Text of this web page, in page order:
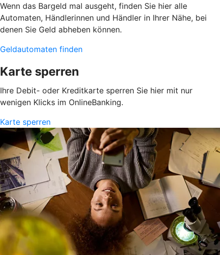
Wenn das Bargeld mal ausgeht, finden Sie hier alle
Automaten, Händlerinnen und Händler in Ihrer Nähe, bei
denen Sie Geld abheben können.
Geldautomaten finden
Karte sperren
Ihre Debit- oder Kreditkarte sperren Sie hier mit nur
wenigen Klicks im OnlineBanking.
Karte sperren